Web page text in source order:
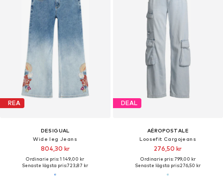
REA
DESIGUAL
Wide leg Jeans
804,30 kr
Ordinarie pris: 1 149,00 kr
Senaste lägsta pris:723,87 kr
DEAL
AÉROPOSTALE
Loosefit Cargojeans
276,50 kr
Ordinarie pris: 799,00 kr
Senaste lägsta pris:276,50 kr